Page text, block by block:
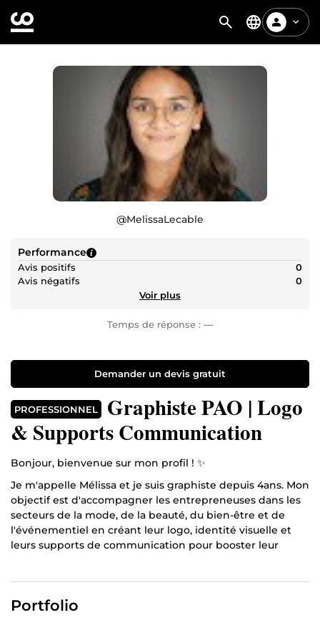
@MelissaLecable
Performance
Avis positifs
0
Avis négatifs
0
Voir plus
Temps de réponse : —
Demander un devis gratuit
PROFESSIONNEL
Graphiste PAO | Logo
& Supports Communication
Bonjour, bienvenue sur mon profil ! ✨️
Je m'appelle Mélissa et je suis graphiste depuis 4ans. Mon
objectif est d'accompagner les entrepreneuses dans les
secteurs de la mode, de la beauté, du bien-être et de
l'événementiel en créant leur logo, identité visuelle et
leurs supports de communication pour booster leur
Ce que je propose :
Portfolio